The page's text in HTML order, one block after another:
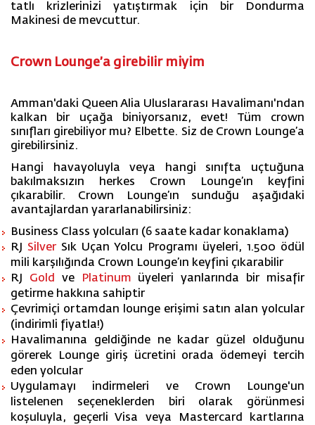
tatlı krizlerinizi yatıştırmak için bir Dondurma
Makinesi de mevcuttur.
Crown Lounge’a girebilir miyim
Amman'daki Queen Alia Uluslararası Havalimanı'ndan
kalkan bir uçağa biniyorsanız, evet! Tüm crown
sınıfları girebiliyor mu? Elbette. Siz de Crown Lounge’a
girebilirsiniz.
Hangi havayoluyla veya hangi sınıfta uçtuğuna
bakılmaksızın herkes Crown Lounge’ın keyfini
çıkarabilir. Crown Lounge’ın sunduğu aşağıdaki
avantajlardan yararlanabilirsiniz:
Business Class yolcuları (6 saate kadar konaklama)
RJ SilverSık Uçan Yolcu Programı üyeleri, 1.500 ödül
mili karşılığında Crown Lounge’ın keyfini çıkarabilir
RJ Gold ve Platinum
üyeleri yanlarında bir misafir
getirme hakkına sahiptir
Çevrimiçi ortamdan lounge erişimi satın alan yolcular
(indirimli fiyatla!)
Havalimanına geldiğinde ne kadar güzel olduğunu
görerek Lounge giriş ücretini orada ödemeyi tercih
eden yolcular
Uygulamayı indirmeleri ve Crown Lounge'un
listelenen seçeneklerden biri olarak görünmesi
koşuluyla, geçerli Visa veya Mastercard kartlarına